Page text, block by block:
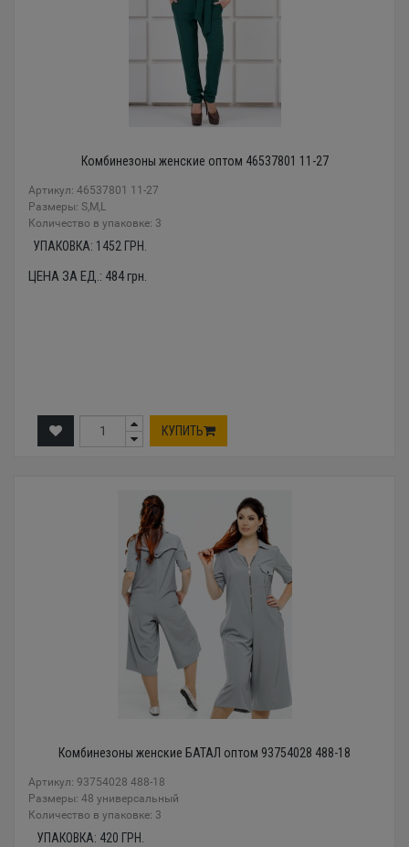
Комбинезоны женские оптом 46537801 11-27
Артикул: 46537801 11-27
Размеры: S,M,L
Количество в упаковке: 3
УПАКОВКА: 1452 ГРН.
ЦЕНА ЗА ЕД.: 484грн.
КУПИТЬ
Комбинезоны женские БАТАЛ оптом 93754028 488-18
Артикул: 93754028 488-18
Размеры: 48 универсальный
Количество в упаковке: 3
УПАКОВКА: 420 ГРН.